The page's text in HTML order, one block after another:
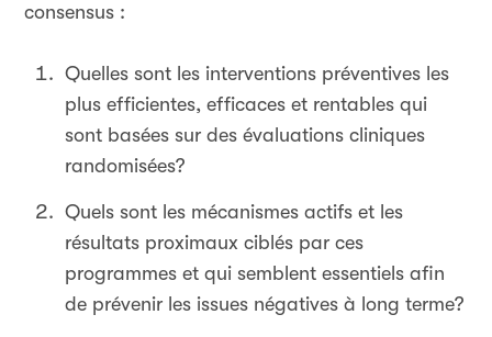
consensus :
Quelles sont les interventions préventives les
plus efficientes, efficaces et rentables qui
sont basées sur des évaluations cliniques
randomisées?
Quels sont les mécanismes actifs et les
résultats proximaux ciblés par ces
programmes et qui semblent essentiels afin
de prévenir les issues négatives à long terme?